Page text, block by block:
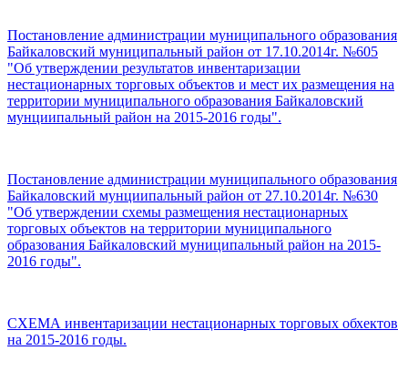
Постановление администрации муниципального образования
Байкаловский муниципальный район от 17.10.2014г. №605
"Об утверждении результатов инвентаризации
нестационарных торговых объектов и мест их размещения на
территории муниципального образования Байкаловский
мунциипальный район на 2015-2016 годы".
Постановление администрации муниципального образования
Байкаловский мунциипальный район от 27.10.2014г. №630
"Об утверждении схемы размещения нестационарных
торговых объектов на территории муниципального
образования Байкаловский муниципальный район на 2015-
2016 годы".
СХЕМА инвентаризации нестационарных торговых обхектов
на 2015-2016 годы.